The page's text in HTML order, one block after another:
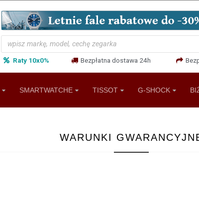
Raty 10x0% Bezpłatna dostawa 24h
SMARTWATCHE TISSOT G-SHOCK
WARUNKI